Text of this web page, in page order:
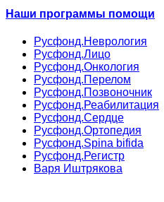
Наши программы помощи
Русфонд.Неврология
Русфонд.Лицо
Русфонд.Онкология
Русфонд.Перелом
Русфонд.Позвоночник
Русфонд.Реабилитация
Русфонд.Сердце
Русфонд.Ортопедия
Русфонд.Spina bifida
Русфонд.Регистр
Варя Иштрякова